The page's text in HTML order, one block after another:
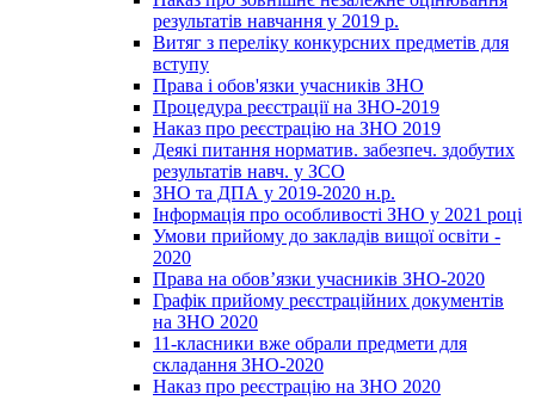
результатів навчання у 2019 р.
Витяг з переліку конкурсних предметів для
вступу
Права і обов'язки учасників ЗНО
Процедура реєстрації на ЗНО-2019
Наказ про реєстрацію на ЗНО 2019
Деякі питання норматив. забезпеч. здобутих
результатів навч. у ЗСО
ЗНО та ДПА у 2019-2020 н.р.
Інформація про особливості ЗНО у 2021 році
Умови прийому до закладів вищої освіти -
2020
Права на обов’язки учасників ЗНО-2020
Графік прийому реєстраційних документів
на ЗНО 2020
11-класники вже обрали предмети для
складання ЗНО-2020
Наказ про реєстрацію на ЗНО 2020